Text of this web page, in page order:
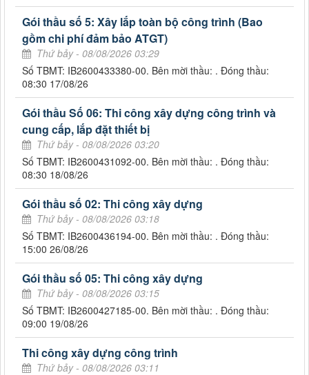
Gói thầu số 5: Xây lắp toàn bộ công trình (Bao
gồm chi phí đảm bảo ATGT)
Thứ bảy - 08/08/2026 03:29
Số TBMT: IB2600433380-00. Bên mời thầu: . Đóng thầu:
08:30 17/08/26
Gói thầu Số 06: Thi công xây dựng công trình và
cung cấp, lắp đặt thiết bị
Thứ bảy - 08/08/2026 03:20
Số TBMT: IB2600431092-00. Bên mời thầu: . Đóng thầu:
08:30 18/08/26
Gói thầu số 02: Thi công xây dựng
Thứ bảy - 08/08/2026 03:18
Số TBMT: IB2600436194-00. Bên mời thầu: . Đóng thầu:
15:00 26/08/26
Gói thầu số 05: Thi công xây dựng
Thứ bảy - 08/08/2026 03:15
Số TBMT: IB2600427185-00. Bên mời thầu: . Đóng thầu:
09:00 19/08/26
Thi công xây dựng công trình
Thứ bảy - 08/08/2026 03:11